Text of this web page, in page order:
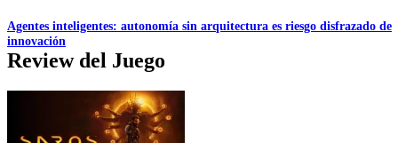
Agentes inteligentes: autonomía sin arquitectura es riesgo disfrazado de
innovación
Review del Juego